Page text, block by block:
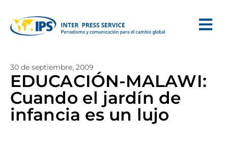
30 de septiembre, 2009
EDUCACIÓN-MALAWI:
Cuando el jardín de
infancia es un lujo